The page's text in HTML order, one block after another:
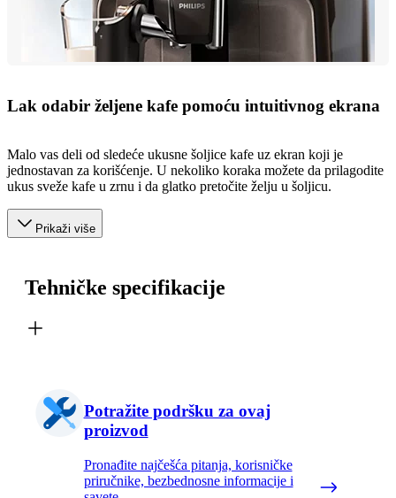
Lak odabir željene kafe pomoću intuitivnog ekrana
Malo vas deli od sledeće ukusne šoljice kafe uz ekran koji je
jednostavan za korišćenje. U nekoliko koraka možete da prilagodite
ukus sveže kafe u zrnu i da glatko pretočite želju u šoljicu.
Prikaži više
Tehničke specifikacije
Potražite podršku za ovaj
proizvod
Pronađite najčešća pitanja, korisničke
priručnike, bezbednosne informacije i